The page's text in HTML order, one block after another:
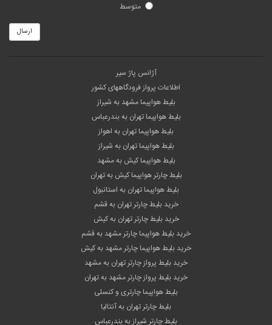
متوسط
ارسال
آژانس پاژ سیر
اطلاعات پرواز فرودگاههای کشور
بلیط هواپیما مشهد به شیراز
بلیط هواپیما تهران به بندرعباس
بلیط هواپیما تهران به اهواز
بلیط هواپیما تهران به شیراز
بلیط هواپیما کیش به مشهد
بلیط چارتر هواپیما کیش به تهران
بلیط هواپیما تهران به استانبول
خرید بلیط چارتر تهران به قشم
خرید بلیط چارتر تهران به کیش
خرید بلیط هواپیما چارتر مشهد به قشم
خرید بلیط هواپیما چارتر مشهد به کیش
خرید بلیط پرواز چارتر تهران به مشهد
خرید بلیط پرواز چارتر مشهد به تهران
بلیط هواپیما چارتری و کنسلی
بلیط چارتر تهران به آنتالیا
بلیط چارتر شیراز به بندرعباس